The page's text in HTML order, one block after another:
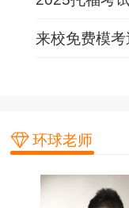
来校免费模
环球老师